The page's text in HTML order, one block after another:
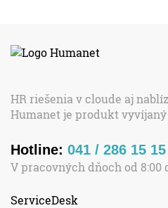
HR riešenia v cloude aj
Humanet je produkt
Hotline: 041 / 286 15 15
V pracovných dňoch od 8:00
ServiceDesk